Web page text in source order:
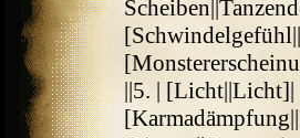
||5. | [Licht||Licht]|